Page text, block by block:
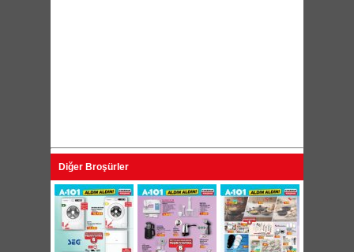
Diğer Broşürler